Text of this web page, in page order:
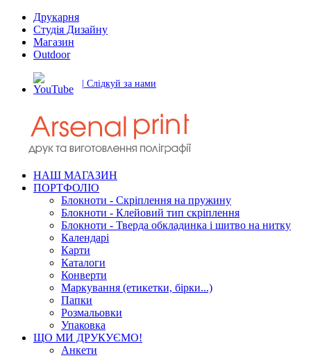
Друкарня
Студія Дизайну
Магазин
Outdoor
| Слідкуй за нами
НАШ МАГАЗИН
ПОРТФОЛІО
Блокноти - Скріплення на пружину
Блокноти - Клейовий тип скріплення
Блокноти - Тверда обкладинка і шитво на нитку
Календарі
Карти
Каталоги
Конверти
Маркування (етикетки, бірки...)
Папки
Розмальовки
Упаковка
ЩО МИ ДРУКУЄМО!
Анкети